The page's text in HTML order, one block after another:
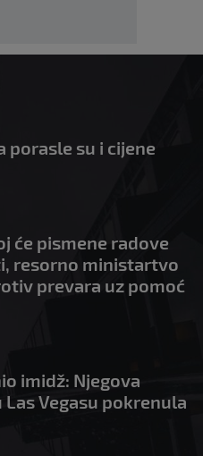
porasle su i cijene
će pismene radove
resorno ministartvo
prevara uz pomoć
imidž: Njegova
Vegasu pokrenula